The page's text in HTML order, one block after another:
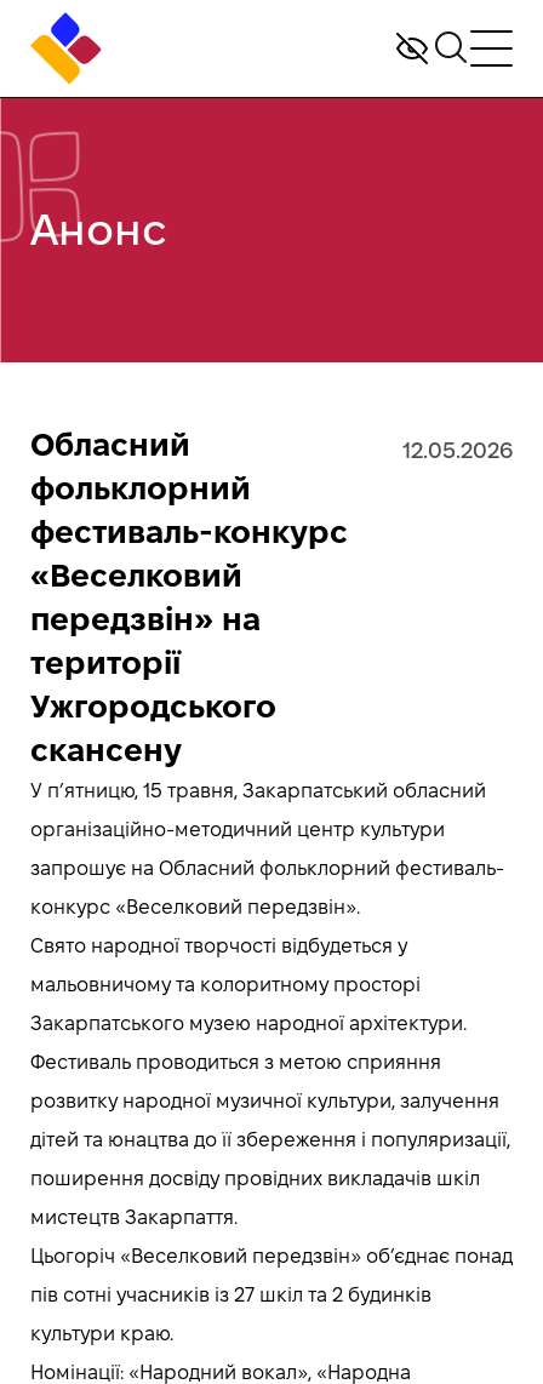
Анонс
Обласний
фольклорний
фестиваль-конкурс
«Веселковий
передзвін» на
території
Ужгородського
скансену
12.05.2026
У п’ятницю, 15 травня, Закарпатський обласний
організаційно-методичний центр культури
запрошує на Обласний фольклорний фестиваль-
конкурс «Веселковий передзвін».
Свято народної творчості відбудеться у
мальовничому та колоритному просторі
Закарпатського музею народної архітектури.
Фестиваль проводиться з метою сприяння
розвитку народної музичної культури, залучення
дітей та юнацтва до її збереження і популяризації,
поширення досвіду провідних викладачів шкіл
мистецтв Закарпаття.
Цьогоріч «Веселковий передзвін» об’єднає понад
пів сотні учасників із 27 шкіл та 2 будинків
культури краю.
Номінації: «Народний вокал», «Народна